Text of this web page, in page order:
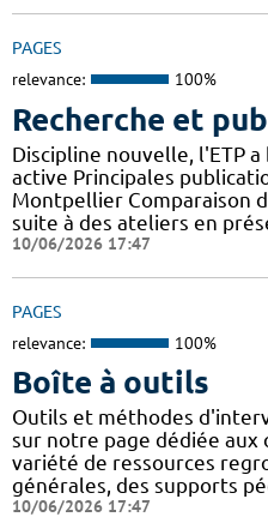
PAGES
relevance: 100%
Recherche et
Discipline nouvelle, l'ETP
active Principales
Montpellier Comparaison
suite à des ateliers en
10/06/2026 17:47
PAGES
relevance: 100%
Boîte à outils
Outils et méthodes
sur notre page dédiée aux
variété de ressources
générales, des supports
10/06/2026 17:47